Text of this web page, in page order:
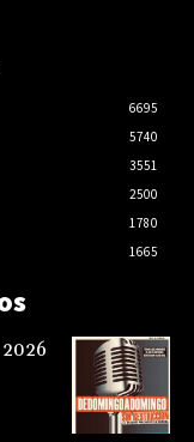
6695
5740
3551
2500
1780
1665